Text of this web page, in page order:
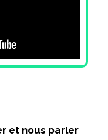
et nous parler